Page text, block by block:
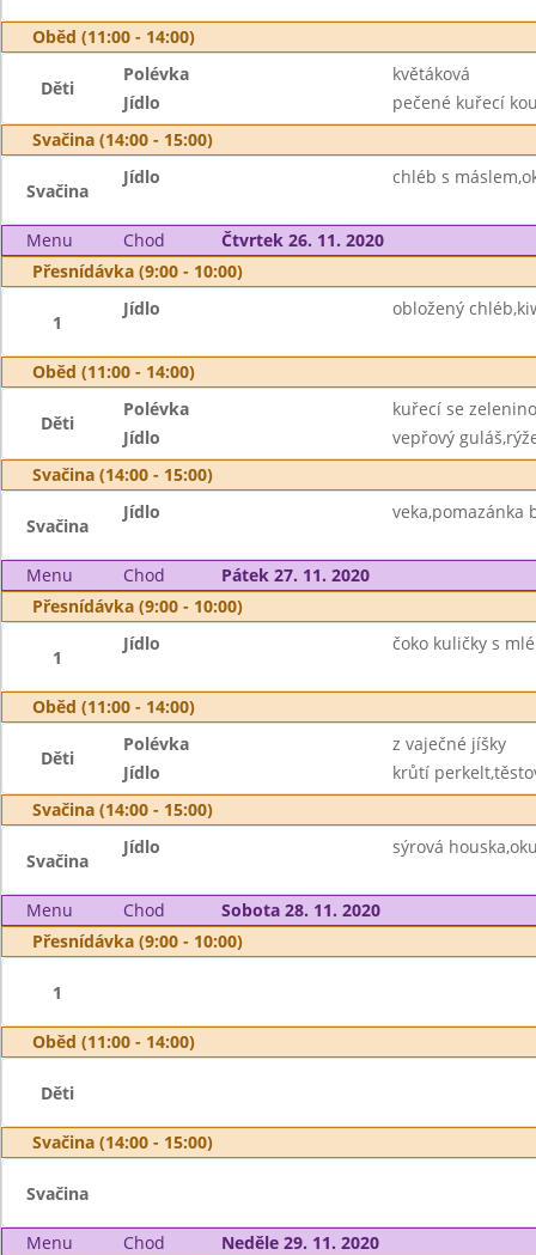
Oběd (11:00 - 14:00)
Děti
Polévka
květáková
Jídlo
pečené kuřecí
Svačina (14:00 - 15:00)
Svačina
Jídlo chléb s
Menu Chod
Čtvrtek 26. 11. 2020
Přesnídávka (9:00 - 10:00)
1
Jídlo obložený
Oběd (11:00 - 14:00)
Děti
Polévka
kuřecí se
Jídlo
vepřový
Svačina (14:00 - 15:00)
Svačina
Jídlo veka,pomazánka
Menu Chod
Pátek 27. 11. 2020
Přesnídávka (9:00 - 10:00)
1
Jídlo čoko kuličky s
Oběd (11:00 - 14:00)
Děti
Polévka
z vaječné jíšky
Jídlo
krůtí
Svačina (14:00 - 15:00)
Svačina
Jídlo sýrová
Menu Chod
Sobota 28. 11. 2020
Přesnídávka (9:00 - 10:00)
1
Oběd (11:00 - 14:00)
Děti
Svačina (14:00 - 15:00)
Svačina
Menu Chod
Neděle 29. 11. 2020